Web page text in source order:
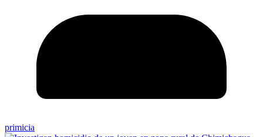
primicia